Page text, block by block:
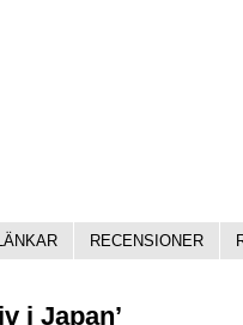
RECENSIONER
i Japan’